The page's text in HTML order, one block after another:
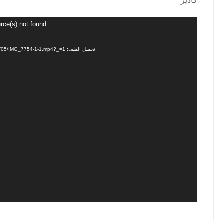
not found
تحميل الملف: https://alasrarperfumes.com/wp-content/uploads/2026/05/IMG_7754-1-1.mp4?_=1